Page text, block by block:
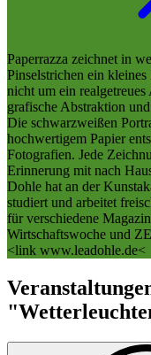
Paperrazza zeichnet in
Pinselstrichen ein
nicht um ein
grafische Abstraktion
Die schwarzweißen
hochwertigem Papier
Fotografien. Jede
Erinnerung mit nach
Dohle hat an der
studiert und arbeitet
für verschiedene
Wirtschaftswoche und
<link www.leadohle.de<